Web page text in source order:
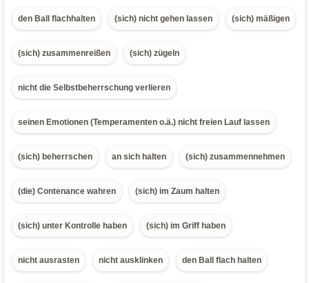
den Ball flachhalten (sich) nicht gehen lassen (sich) mäßigen
(sich) zusammenreißen (sich) zügeln
nicht die Selbstbeherrschung verlieren
seinen Emotionen (Temperamenten o.ä.) nicht freien Lauf lassen
(sich) beherrschen an sich halten (sich) zusammennehmen
(die) Contenance wahren (sich) im Zaum halten
(sich) unter Kontrolle haben (sich) im Griff haben
nicht ausrasten nicht ausklinken den Ball flach halten